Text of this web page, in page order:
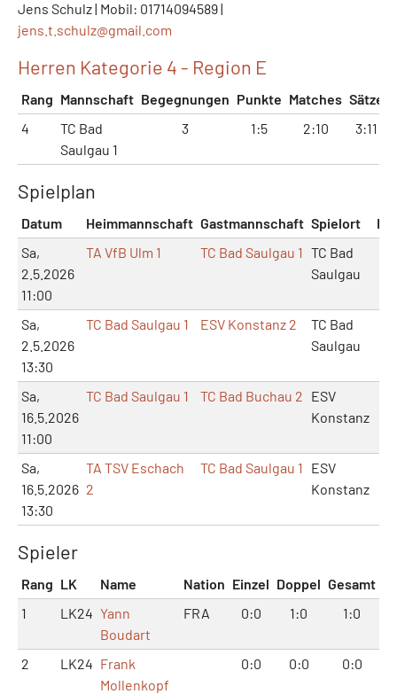
Jens Schulz | Mobil: 01714094589 |
jens.t.schulz@gmail.com
Herren Kategorie 4 - Region E
Rang Mannschaft Begegnungen Punkte Matches Sätze
4
TC Bad
Saulgau 1
3 1:5 2:10 3:11
Spielplan
Datum Heimmannschaft Gastmannschaft Spielort
Sa,
2.5.2026
11:00
TA VfB Ulm 1 TC Bad Saulgau 1 TC Bad
Saulgau
Sa,
2.5.2026
13:30
TC Bad Saulgau 1 ESV Konstanz 2
TC Bad
Saulgau
Sa,
16.5.2026
11:00
TC Bad Saulgau 1 TC Bad Buchau 2 ESV
Konstanz
Sa,
16.5.2026
13:30
TA TSV Eschach
2
TC Bad Saulgau 1
ESV
Konstanz
Spieler
Rang LK Name Nation Einzel Doppel Gesamt
1
LK24 Yann
Boudart
FRA 0:0 1:0 1:0
2 LK24 Frank
Mollenkopf
0:0 0:0 0:0